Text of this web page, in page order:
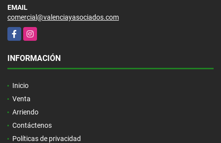
EMAIL
comercial@valenciayasociados.com
FacebookInstagram
INFORMACIÓN
Inicio
Venta
Arriendo
Contáctenos
Políticas de privacidad